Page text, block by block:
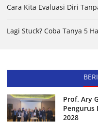
Cara Kita Evaluasi Diri
Lagi Stuck? Coba Tanya 5
Prof. Ary
Pengurus
2028